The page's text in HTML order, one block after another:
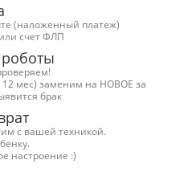
(наложенный платеж)
счет ФЛП
роботы
12 мес) заменим на НОВОЕ за
брак
с вашей техникой.
настроение :)